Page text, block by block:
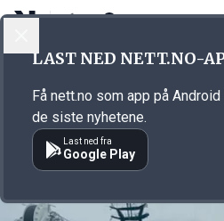
Annonsørinnhold
LAST NED NETT.NO-
Få nett.no som app på
de siste nyhetene.
Last ned fra
Google Play